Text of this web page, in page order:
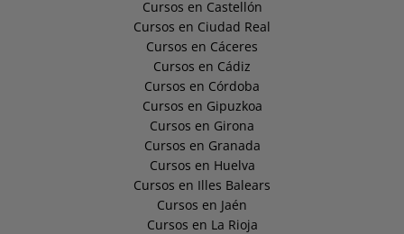
Cursos en Castellón
Cursos en Ciudad Real
Cursos en Cáceres
Cursos en Cádiz
Cursos en Córdoba
Cursos en Gipuzkoa
Cursos en Girona
Cursos en Granada
Cursos en Huelva
Cursos en Illes Balears
Cursos en Jaén
Cursos en La Rioja